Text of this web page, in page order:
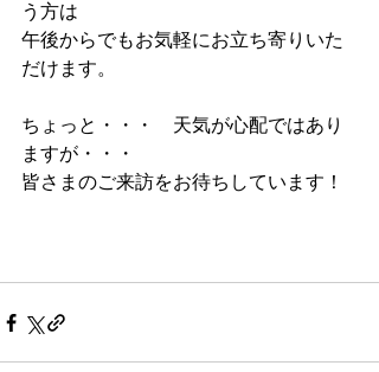
う方は
午後からでもお気軽にお立ち寄りいた
だけます。
ちょっと・・・　天気が心配ではあり
ますが・・・
皆さまのご来訪をお待ちしています！